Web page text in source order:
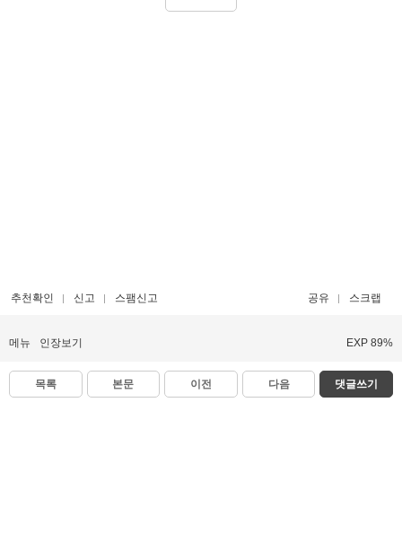
추천확인 신고 스팸신고 공유 스크랩
메뉴 인장보기 EXP 89%
목록 본문 이전 다음 댓글쓰기